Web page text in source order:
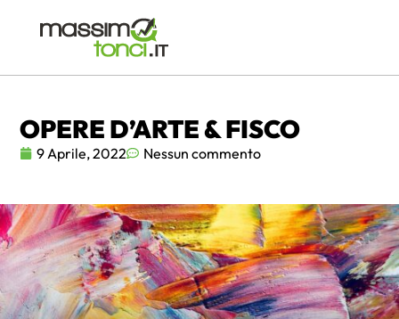
OPERE D’ARTE & FISCO
9 Aprile, 2022 Nessun commento